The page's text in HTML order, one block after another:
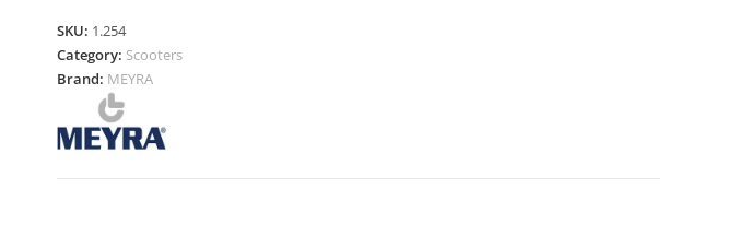
SKU: 1.254
Category: Scooters
Brand: MEYRA